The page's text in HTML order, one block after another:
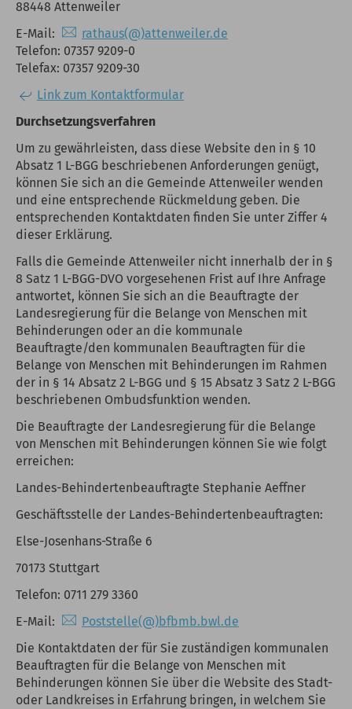
88448 Attenweiler
E-Mail:
rathaus(@)attenweiler.de
Telefon: 07357 9209-0
Telefax: 07357 9209-30
Link zum Kontaktformular
Durchsetzungsverfahren
Um zu gewährleisten, dass diese Website den in § 10
Absatz 1 L-BGG beschriebenen Anforderungen genügt,
können Sie sich an die Gemeinde Attenweiler wenden
und eine entsprechende Rückmeldung geben. Die
entsprechenden Kontaktdaten finden Sie unter Ziffer 4
dieser Erklärung.
Falls die Gemeinde Attenweiler nicht innerhalb der in §
8 Satz 1 L-BGG-DVO vorgesehenen Frist auf Ihre Anfrage
antwortet, können Sie sich an die Beauftragte der
Landesregierung für die Belange von Menschen mit
Behinderungen oder an die kommunale
Beauftragte/den kommunalen Beauftragten für die
Belange von Menschen mit Behinderungen im Rahmen
der in § 14 Absatz 2 L-BGG und § 15 Absatz 3 Satz 2 L-BGG
beschriebenen Ombudsfunktion wenden.
Die Beauftragte der Landesregierung für die Belange
von Menschen mit Behinderungen können Sie wie folgt
erreichen:
Landes-Behindertenbeauftragte Stephanie Aeffner
Geschäftsstelle der Landes-Behindertenbeauftragten:
Else-Josenhans-Straße 6
70173 Stuttgart
Telefon: 0711 279 3360
E-Mail:
Poststelle(@)bfbmb.bwl.de
Die Kontaktdaten der für Sie zuständigen kommunalen
Beauftragten für die Belange von Menschen mit
Behinderungen können Sie über die Website des Stadt-
oder Landkreises in Erfahrung bringen, in welchem Sie